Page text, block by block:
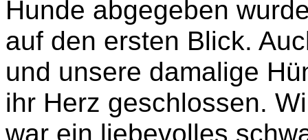
Hunde abgegeben
auf den ersten Blick.
und unsere damalige
ihr Herz geschlossen.
war ein liebevolles